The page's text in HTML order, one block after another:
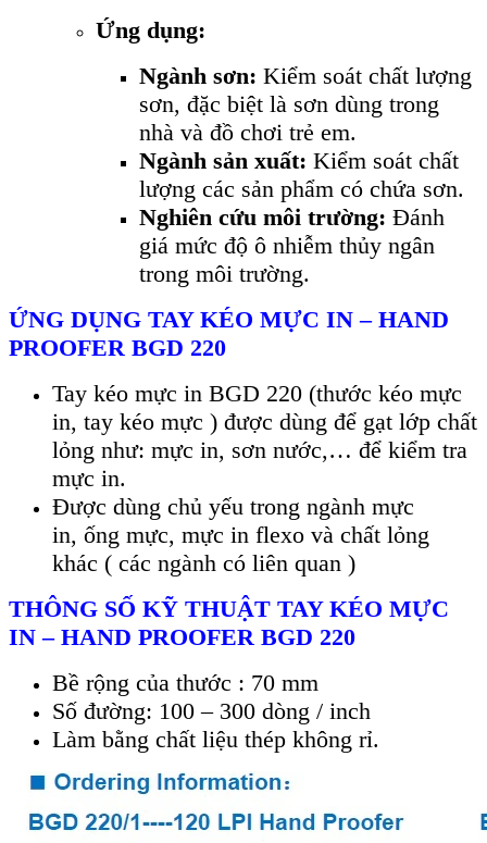
Ứng dụng:
Ngành sơn: Kiểm soát chất lượng
sơn, đặc biệt là sơn dùng trong
nhà và đồ chơi trẻ em.
Ngành sản xuất: Kiểm soát chất
lượng các sản phẩm có chứa sơn.
Nghiên cứu môi trường: Đánh
giá mức độ ô nhiễm thủy ngân
trong môi trường.
ỨNG DỤNG TAY KÉO MỰC IN – HAND
PROOFER BGD 220
Tay kéo mực in BGD 220 (thước kéo mực
in, tay kéo mực ) được dùng để gạt lớp chất
lỏng như: mực in, sơn nước,… để kiểm tra
mực in.
Được dùng chủ yếu trong ngành mực
in, ống mực, mực in flexo và chất lỏng
khác ( các ngành có liên quan )
THÔNG SỐ KỸ THUẬT TAY KÉO MỰC
IN – HAND PROOFER BGD 220
Bề rộng của thước : 70 mm
Số đường: 100 – 300 dòng / inch
Làm bằng chất liệu thép không rỉ.